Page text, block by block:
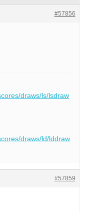
#57856
draws/ls/lsdraw
draws/ld/lddraw
#57859